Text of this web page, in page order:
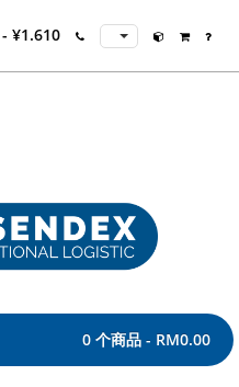
¥1.610
0 个商品 - RM0.00